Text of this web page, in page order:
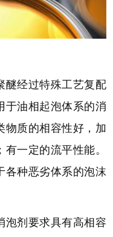
醚经过特殊工艺复配
于油相起泡体系的消
物质的相容性好，加
一定的流平性能。
各种恶劣体系的泡沫
泡剂要求具有高相容